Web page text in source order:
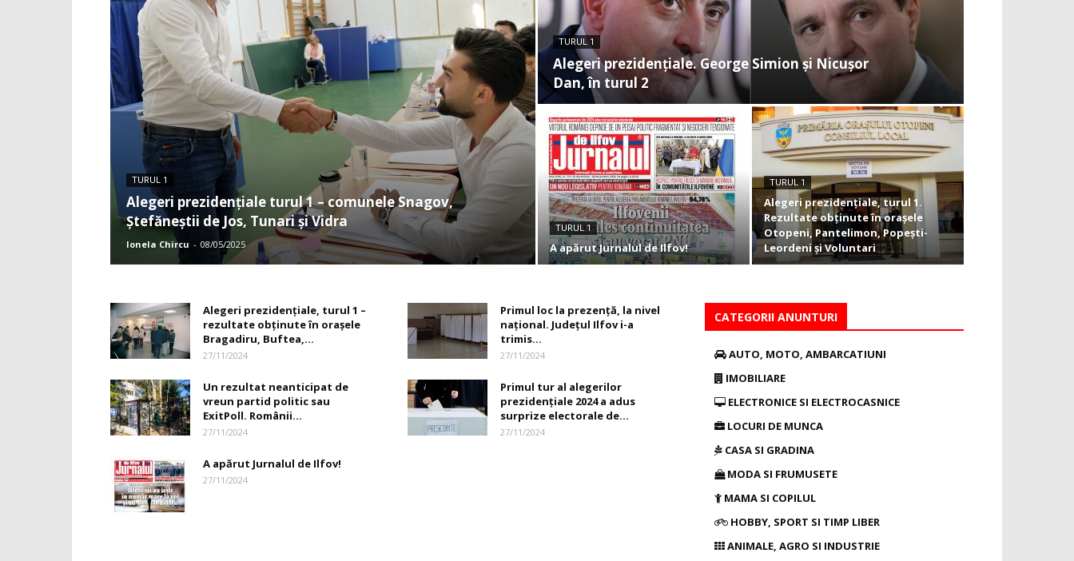
TURUL 1
Alegeri prezidențiale turul 1 – comunele Snagov,
Ștefăneștii de Jos, Tunari și Vidra
Ionela Chircu - 08/05/2025
TURUL 1
Alegeri prezidențiale. George Simion și Nicușor
Dan, în turul 2
TURUL 1
A apărut Jurnalul de Ilfov!
TURUL 1
Alegeri prezidențiale, turul 1.
Rezultate obținute în orașele
Otopeni, Pantelimon, Popești-
Leordeni și Voluntari
Alegeri prezidențiale, turul 1 –
rezultate obținute în orașele
Bragadiru, Buftea,...
27/11/2024
Primul loc la prezență, la nivel
național. Judeţul Ilfov i-a
trimis...
27/11/2024
Un rezultat neanticipat de
vreun partid politic sau
ExitPoll. Românii...
27/11/2024
Primul tur al alegerilor
prezidenţiale 2024 a adus
surprize electorale de...
27/11/2024
A apărut Jurnalul de Ilfov!
27/11/2024
CATEGORII ANUNTURI
AUTO, MOTO, AMBARCATIUNI
IMOBILIARE
ELECTRONICE SI ELECTROCASNICE
LOCURI DE MUNCA
CASA SI GRADINA
MODA SI FRUMUSETE
MAMA SI COPILUL
HOBBY, SPORT SI TIMP LIBER
ANIMALE, AGRO SI INDUSTRIE